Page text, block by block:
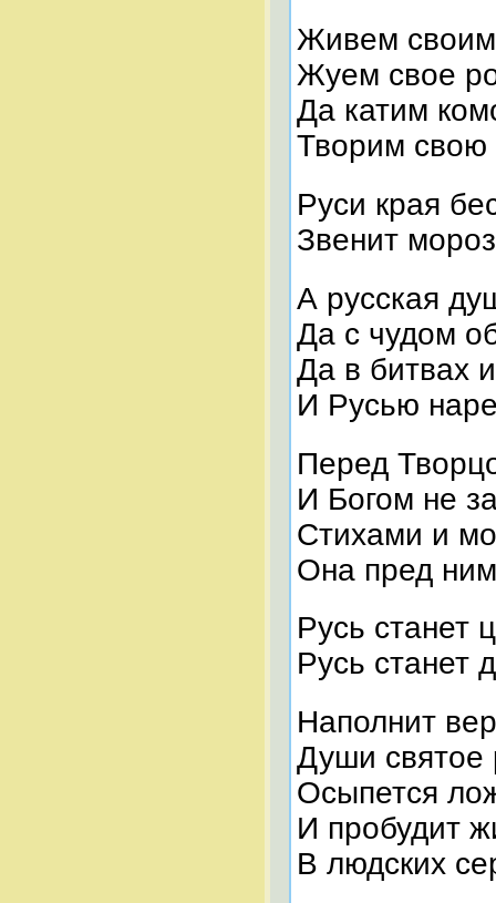
Живем
Жуем свое
Да катим
Творим свою
Руси края
Звенит
А русская
Да с чудом
Да в битвах
И Русью
Перед
И Богом не
Стихами и
Она пред
Русь станет
Русь станет
Наполнит
Души святое
Осыпется
И пробудит
В людских